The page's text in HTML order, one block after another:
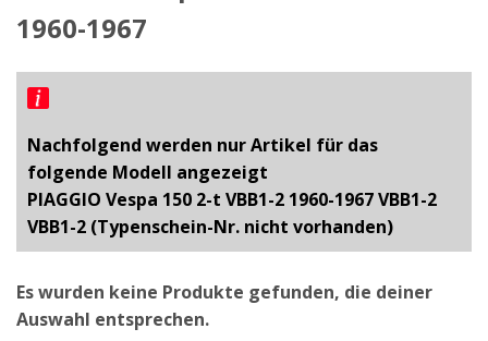
1960-1967
Nachfolgend werden nur Artikel für das
folgende Modell angezeigt
PIAGGIO Vespa 150 2-t VBB1-2 1960-1967 VBB1-2
VBB1-2 (Typenschein-Nr. nicht vorhanden)
Es wurden keine Produkte gefunden, die deiner
Auswahl entsprechen.